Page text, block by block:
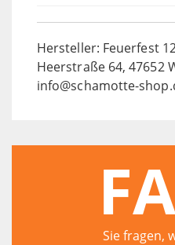
Hersteller: Feuerfest
Heerstraße 64, 47652
info@schamotte-
Sie fragen,